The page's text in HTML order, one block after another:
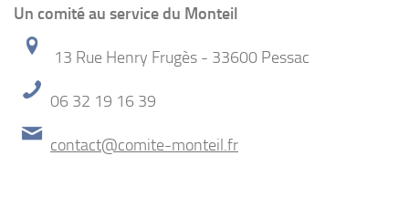
Un comité au service du Monteil
13 Rue Henry Frugès - 33600 Pessac
06 32 19 16 39
contact@comite-monteil.fr